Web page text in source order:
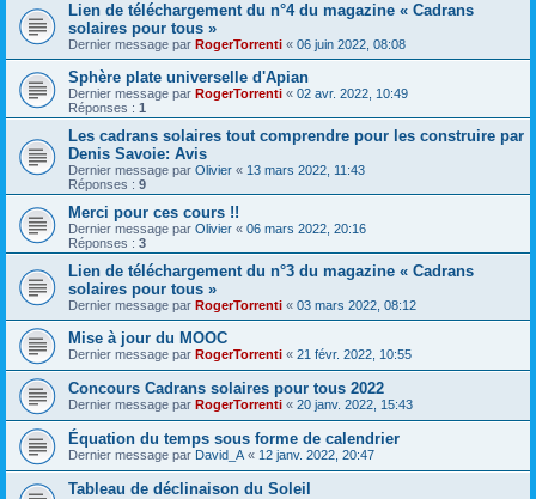
Lien de téléchargement du n°4 du magazine « Cadrans
solaires pour tous »
Dernier message par RogerTorrenti « 06 juin 2022, 08:08
Sphère plate universelle d'Apian
Dernier message par RogerTorrenti « 02 avr. 2022, 10:49
Réponses : 1
Les cadrans solaires tout comprendre pour les construire par
Denis Savoie: Avis
Dernier message par Olivier « 13 mars 2022, 11:43
Réponses : 9
Merci pour ces cours !!
Dernier message par Olivier « 06 mars 2022, 20:16
Réponses : 3
Lien de téléchargement du n°3 du magazine « Cadrans
solaires pour tous »
Dernier message par RogerTorrenti « 03 mars 2022, 08:12
Mise à jour du MOOC
Dernier message par RogerTorrenti « 21 févr. 2022, 10:55
Concours Cadrans solaires pour tous 2022
Dernier message par RogerTorrenti « 20 janv. 2022, 15:43
Équation du temps sous forme de calendrier
Dernier message par David_A « 12 janv. 2022, 20:47
Tableau de déclinaison du Soleil